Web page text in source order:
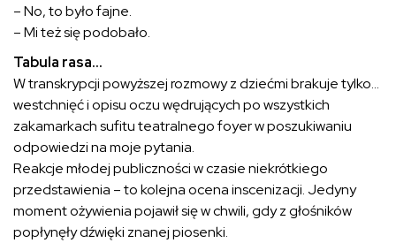
– No, to było fajne.
– Mi też się podobało.
Tabula rasa…
W transkrypcji powyższej rozmowy z dziećmi brakuje tylko…
westchnięć i opisu oczu wędrujących po wszystkich
zakamarkach sufitu teatralnego foyer w poszukiwaniu
odpowiedzi na moje pytania.
Reakcje młodej publiczności w czasie niekrótkiego
przedstawienia – to kolejna ocena inscenizacji. Jedyny
moment ożywienia pojawił się w chwili, gdy z głośników
popłynęły dźwięki znanej piosenki.